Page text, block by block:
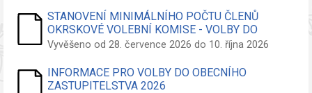
STANOVENÍ MINIMÁLNÍHO POČTU ČLENŮ
OKRSKOVÉ VOLEBNÍ KOMISE - VOLBY DO
ZASTUPITELSTVA OBCE
Vyvěšeno od 28. července 2026 do 10. října 2026
INFORMACE PRO VOLBY DO OBECNÍHO
ZASTUPITELSTVA 2026